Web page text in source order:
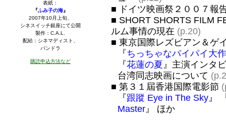
表紙：
『ふみ子の海』
2007年10月上旬、
シネスイッチ銀座にて公開
製作：C.A.L.
配給：シネマディスト、
パンドラ
購読申込方法など
■ ドイツ映画祭２００７報
■ SHORT SHORTS FILM
ルム事情の現在 (p.20)
■ 東京国際レズビアン＆ゲ
『ちっちゃなパイパイ大
『花蓮の夏 』主演インタ
台湾同志映画について
■ 第３１屆香港国際電影節
『跟蹤 Eye in The Sky 』
Master 』 ほか